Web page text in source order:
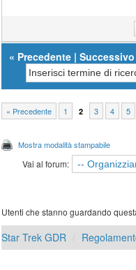
« Precedente |Successivo
« Precedente 1 2 3 4 5
Mostra modalità stampabile
Vai al forum:
Utenti che stanno guardando
Star Trek GDR